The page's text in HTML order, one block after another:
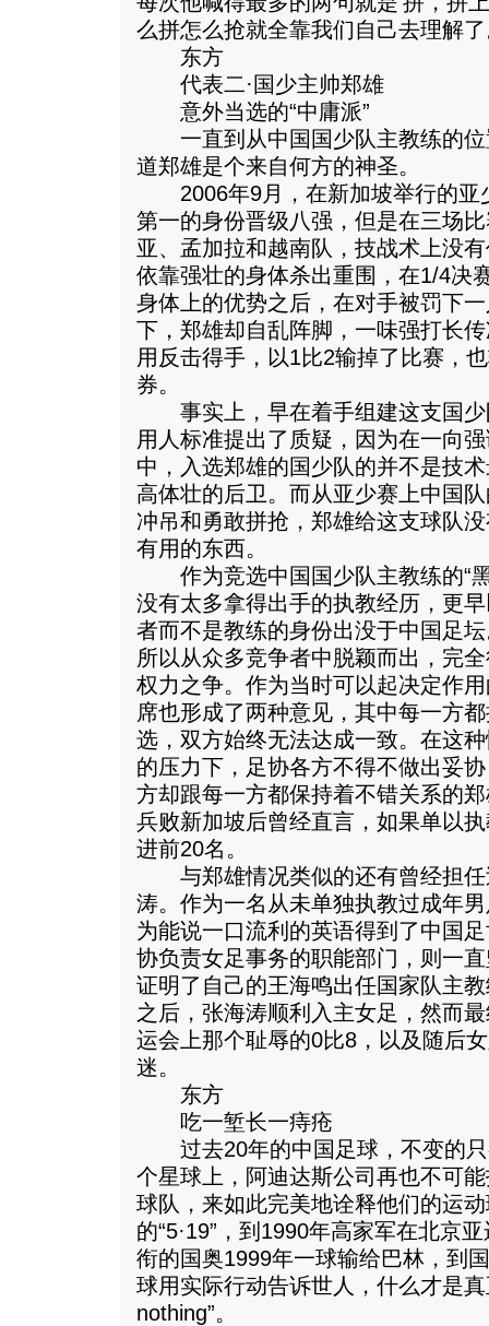
么拼怎么抢就全靠我们自己去理解了
东方
代表二·国少主帅郑雄
意外当选的“中庸派”
一直到从中国国少队主教练的位
道郑雄是个来自何方的神圣。
2006年9月，在新加坡举行的亚
第一的身份晋级八强，但是在三场
亚、孟加拉和越南队，技战术上没
依靠强壮的身体杀出重围，在1/4决
身体上的优势之后，在对手被罚下
下，郑雄却自乱阵脚，一味强打长
用反击得手，以1比2输掉了比赛，
券。
事实上，早在着手组建这支国少
用人标准提出了质疑，因为在一向
中，入选郑雄的国少队的并不是技
高体壮的后卫。而从亚少赛上中国
冲吊和勇敢拼抢，郑雄给这支球队
有用的东西。
作为竞选中国国少队主教练的“
没有太多拿得出手的执教经历，更
者而不是教练的身份出没于中国足
所以从众多竞争者中脱颖而出，完
权力之争。作为当时可以起决定作
席也形成了两种意见，其中每一方
选，双方始终无法达成一致。在这
的压力下，足协各方不得不做出妥
方却跟每一方都保持着不错关系的
兵败新加坡后曾经直言，如果单以
进前20名。
与郑雄情况类似的还有曾经担任
涛。作为一名从未单独执教过成年
为能说一口流利的英语得到了中国
协负责女足事务的职能部门，则一
证明了自己的王海鸣出任国家队主
之后，张海涛顺利入主女足，然而
运会上那个耻辱的0比8，以及随后
迷。
东方
吃一堑长一痔疮
过去20年的中国足球，不变的只
个星球上，阿迪达斯公司再也不可
球队，来如此完美地诠释他们的运
的“5·19”，到1990年高家军在北京
衔的国奥1999年一球输给巴林，到
球用实际行动告诉世人，什么才
nothing”。